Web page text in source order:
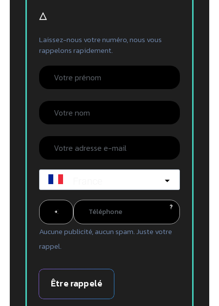
▵
Laissez-nous votre numéro, nous vous
rappelons rapidement.
?
Aucune publicité, aucun spam. Juste votre
rappel.
Être rappelé